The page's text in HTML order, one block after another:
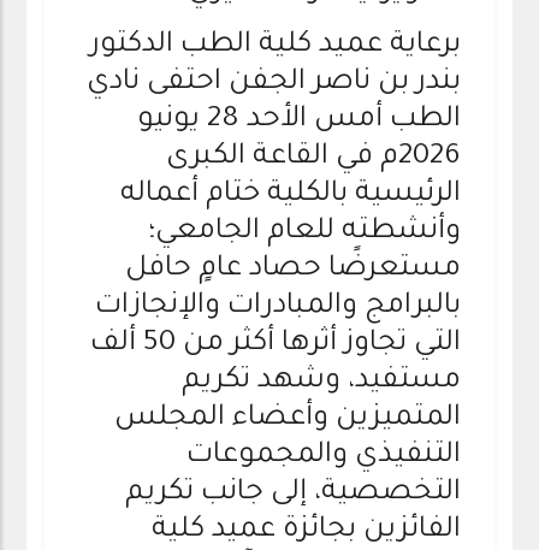
برعاية عميد كلية الطب الدكتور
بندر بن ناصر الجفن احتفى نادي
الطب أمس الأحد 28 يونيو
2026م في القاعة الكبرى
الرئيسية بالكلية ختام أعماله
وأنشطته للعام الجامعي؛
مستعرضًا حصاد عامٍ حافل
بالبرامج والمبادرات والإنجازات
التي تجاوز أثرها أكثر من 50 ألف
مستفيد، وشهد تكريم
المتميزين وأعضاء المجلس
التنفيذي والمجموعات
التخصصية، إلى جانب تكريم
الفائزين بجائزة عميد كلية